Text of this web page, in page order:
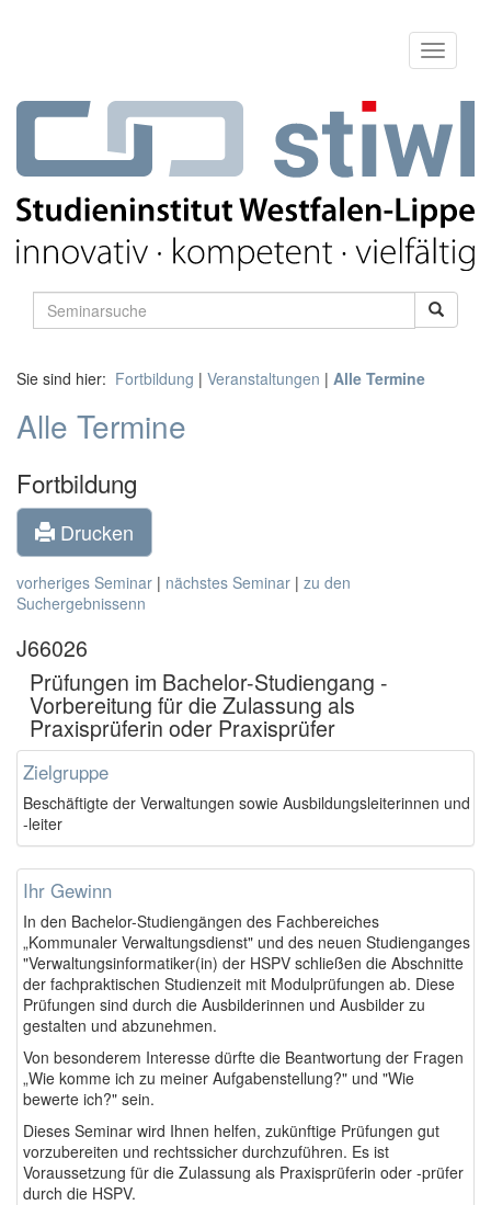
Sie sind hier: Fortbildung | Veranstaltungen | Alle Termine
Alle Termine
Fortbildung
Drucken
vorheriges Seminar | nächstes Seminar | zu den
Suchergebnissenn
J66026
Prüfungen im Bachelor-Studiengang -
Vorbereitung für die Zulassung als
Praxisprüferin oder Praxisprüfer
Zielgruppe
Beschäftigte der Verwaltungen sowie Ausbildungsleiterinnen und
-leiter
Ihr Gewinn
In den Bachelor-Studiengängen des Fachbereiches
„Kommunaler Verwaltungsdienst" und des neuen Studienganges
"Verwaltungsinformatiker(in) der HSPV schließen die Abschnitte
der fachpraktischen Studienzeit mit Modulprüfungen ab. Diese
Prüfungen sind durch die Ausbilderinnen und Ausbilder zu
gestalten und abzunehmen.
Von besonderem Interesse dürfte die Beantwortung der Fragen
„Wie komme ich zu meiner Aufgabenstellung?" und "Wie
bewerte ich?" sein.
Dieses Seminar wird Ihnen helfen, zukünftige Prüfungen gut
vorzubereiten und rechtssicher durchzuführen. Es ist
Voraussetzung für die Zulassung als Praxisprüferin oder -prüfer
durch die HSPV.